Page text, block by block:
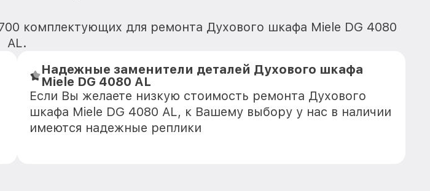
комплектующих для ремонта Духового шкафа Miele DG 4080
AL.
Надежные заменители деталей Духового шкафа
Miele DG 4080 AL
Если Вы желаете низкую стоимость ремонта Духового
шкафа Miele DG 4080 AL, к Вашему выбору у нас в наличии
имеются надежные реплики